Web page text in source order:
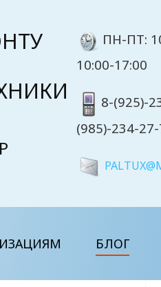
ПН-ПТ:
10:00-17:00
8-(925)-
(985)-234-
БЛОГ